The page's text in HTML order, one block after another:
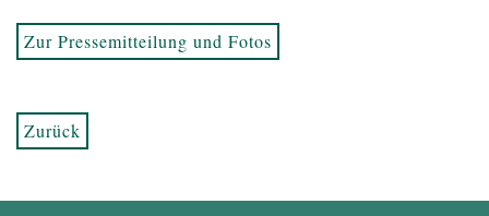
Zur Pressemitteilung und Fotos
Zurück